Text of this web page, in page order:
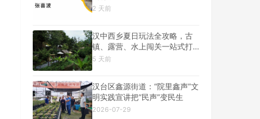
2 天前
汉中西乡夏日玩法全攻略，古
镇、露营、水上闯关一站式打
卡
5 天前
汉台区鑫源街道：“院里鑫声”文
明实践宣讲把“民声”变民生
2026-07-29